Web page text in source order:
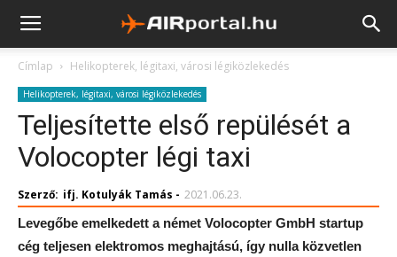
Címlap Helikopterek, légitaxi, városi légiközlekedés
Helikopterek, légitaxi, városi légiközlekedés
Teljesítette első repülését a
Volocopter légi taxi
Szerző: ifj. Kotulyák Tamás - 2021.06.23.
Levegőbe emelkedett a német Volocopter GmbH startup
cég teljesen elektromos meghajtású, így nulla közvetlen